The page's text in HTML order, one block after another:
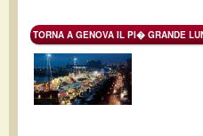
TORNA A GENOVA IL PI� GRANDE